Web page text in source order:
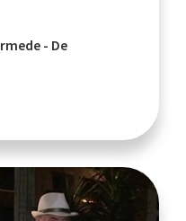
- De